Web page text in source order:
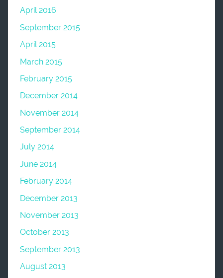
April 2016
September 2015
April 2015
March 2015
February 2015
December 2014
November 2014
September 2014
July 2014
June 2014
February 2014
December 2013
November 2013
October 2013
September 2013
August 2013